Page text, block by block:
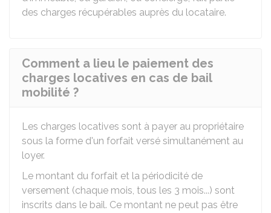
des charges récupérables auprès du locataire.
Comment a lieu le paiement des
charges locatives en cas de bail
mobilité ?
Les charges locatives sont à payer au propriétaire
sous la forme d'un forfait versé simultanément au
loyer.
Le montant du forfait et la périodicité de
versement (chaque mois, tous les 3 mois...) sont
inscrits dans le bail. Ce montant ne peut pas être